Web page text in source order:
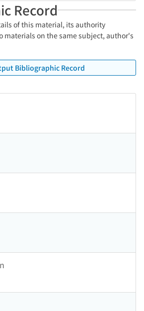
Record
of this material, its authority
materials on the same subject, author's
Bibliographic Record